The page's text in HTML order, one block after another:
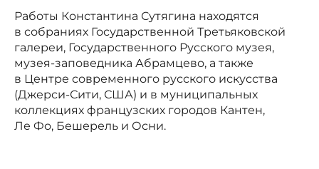
Работы Константина Сутягина находятся
в собраниях Государственной Третьяковской
галереи, Государственного Русского музея,
музея-заповедника Абрамцево, а также
в Центре современного русского искусства
(Джерси-Сити, США) и в муниципальных
коллекциях французских городов Кантен,
Ле Фо, Бешерель и Осни.